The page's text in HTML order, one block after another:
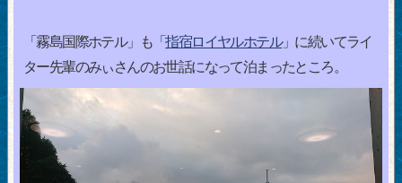
「霧島国際ホテル」も「指宿ロイヤルホテル」に続いてライ
ター先輩のみぃさんのお世話になって泊まったところ。